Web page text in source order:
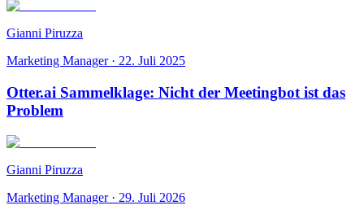
Gianni Piruzza
Marketing Manager· 22. Juli 2025
Otter.ai Sammelklage: Nicht der Meetingbot ist das
Problem
Gianni Piruzza
Marketing Manager· 29. Juli 2026